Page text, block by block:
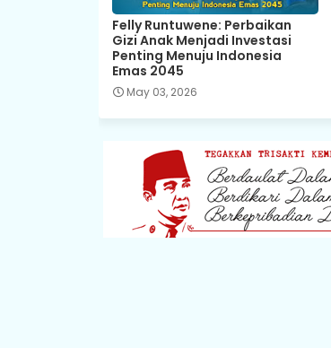
Felly Runtuwene: Perbaikan
Gizi Anak Menjadi Investasi
Penting Menuju Indonesia
Emas 2045
May 03, 2026